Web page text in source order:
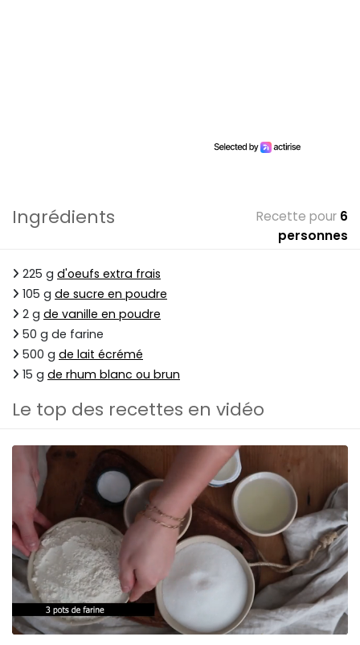
Ingrédients Recette pour 6
personnes
225 g d'oeufs extra frais
105 g de sucre en poudre
2 g de vanille en poudre
50 g de farine
500 g de lait écrémé
15 g de rhum blanc ou brun
Le top des recettes en vidéo